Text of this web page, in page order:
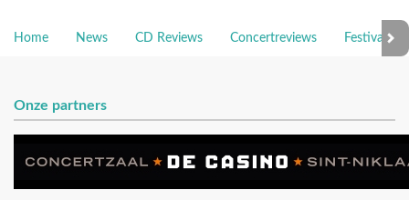
Home News CD Reviews Concertreviews
Onze partners